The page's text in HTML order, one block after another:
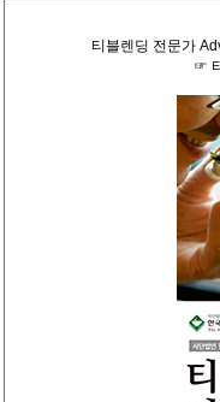
티블렌딩 전문가
☞